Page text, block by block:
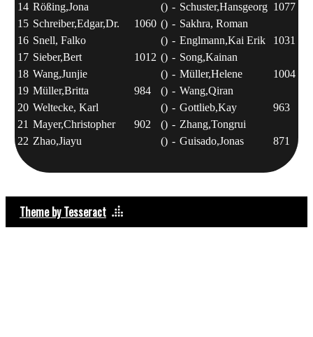
14 Rößing,Jona () - Schuster,Hansgeorg 1077
15 Schreiber,Edgar,Dr. 1060 () - Sakhra, Roman
16 Snell, Falko () - Englmann,Kai Erik 1031
17 Sieber,Bert 1012 () - Song,Kainan
18 Wang,Junjie () - Müller,Helene 1004
19 Müller,Britta 984 () - Wang,Qiran
20 Weltecke, Karl () - Gottlieb,Kay 963
21 Mayer,Christopher 902 () - Zhang,Tongrui
22 Zhao,Jiayu () - Guisado,Jonas 871
Theme by Tesseract